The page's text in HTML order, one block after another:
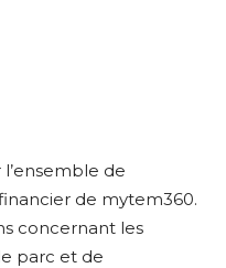
de
de mytem360.
concernant les
parc et de